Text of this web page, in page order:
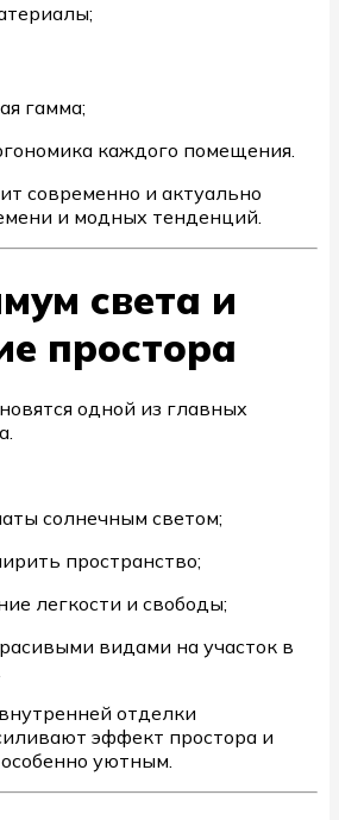
гамма;
каждого помещения.
современно и актуально
и модных тенденций.
света и
простора
одной из главных
солнечным светом;
пространство;
легкости и свободы;
видами на участок в
отделки
эффект простора и
уютным.